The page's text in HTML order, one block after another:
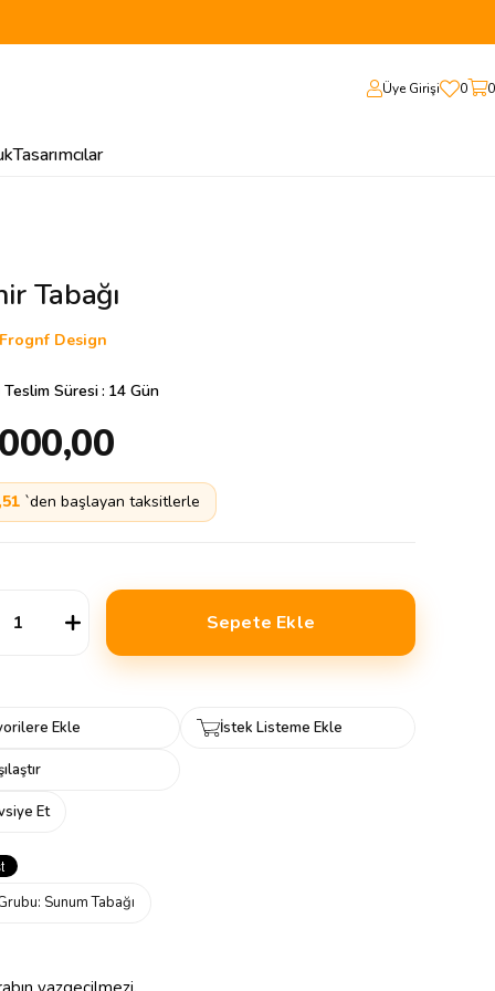
Üye Girişi 0 0
Tasarımcılar
Tabağı
Frognf Design
Teslim Süresi: 14 Gün
`den başlayan taksitlerle
Ekle İstek Listeme Ekle
Et
Sunum Tabağı